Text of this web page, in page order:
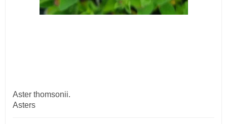
Aster thomsonii.
Asters